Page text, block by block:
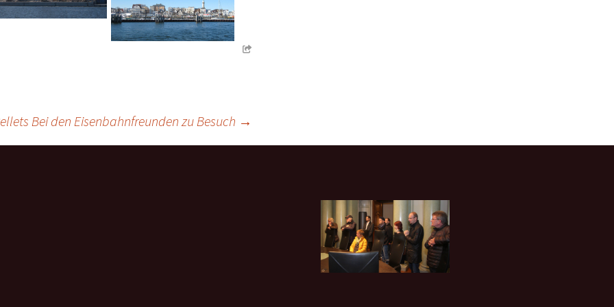
Bei den Eisenbahnfreunden zu Besuch →